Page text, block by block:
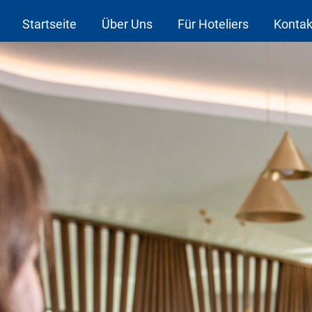
Startseite Über Uns Für Hoteliers